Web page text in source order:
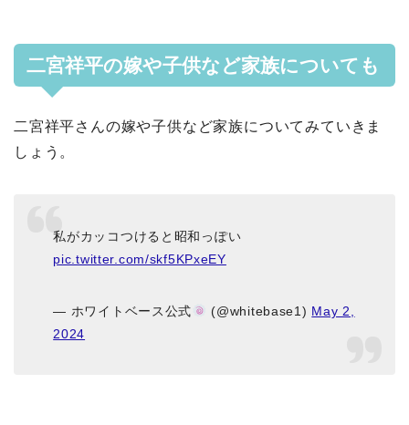
二宮祥平の嫁や子供など家族についても
二宮祥平さんの嫁や子供など家族についてみていきま
しょう。
私がカッコつけると昭和っぽい
pic.twitter.com/skf5KPxeEY
— ホワイトベース公式 (@whitebase1) May 2,
2024